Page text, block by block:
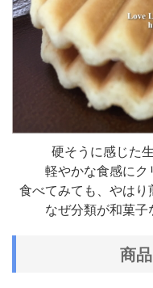
硬そうに感じた
軽やかな食感に
食べてみても、やは
なぜ分類が和菓
商